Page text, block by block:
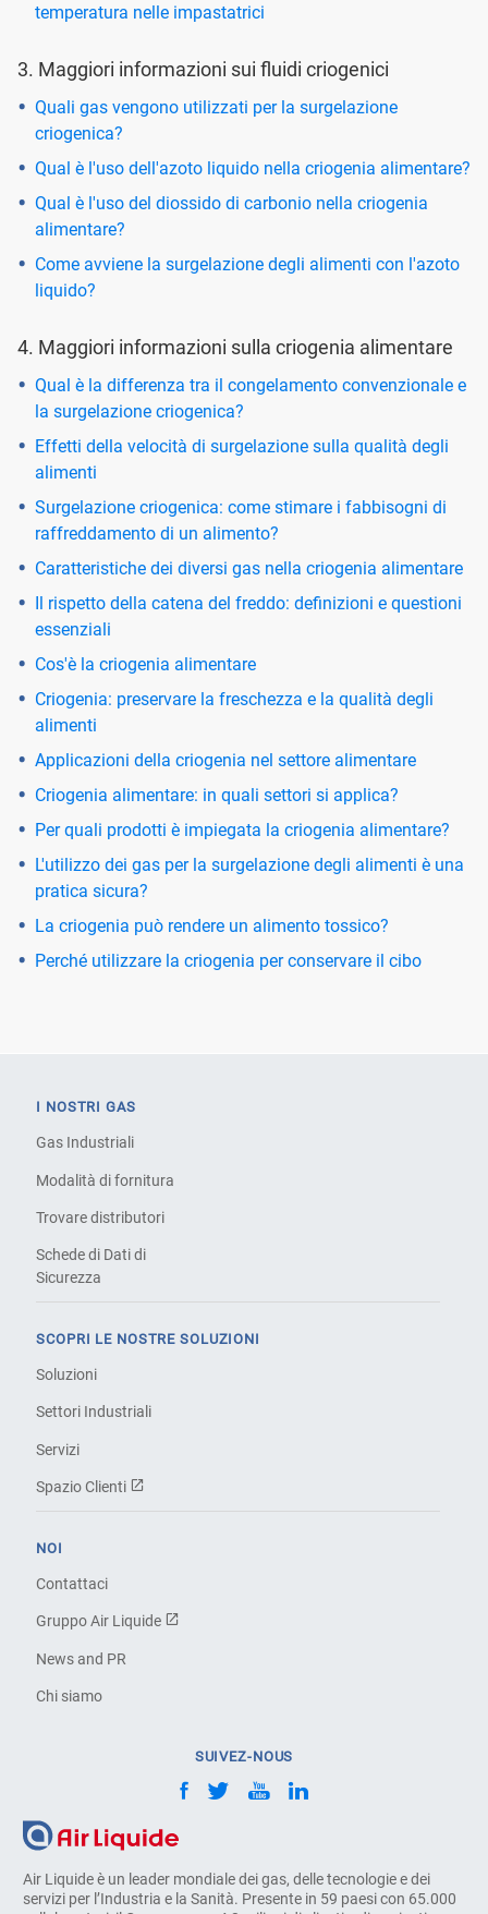
temperatura nelle impastatrici
3. Maggiori informazioni sui fluidi criogenici
Quali gas vengono utilizzati per la surgelazione
criogenica?
Qual è l'uso dell'azoto liquido nella criogenia alimentare?
Qual è l'uso del diossido di carbonio nella criogenia
alimentare?
Come avviene la surgelazione degli alimenti con l'azoto
liquido?
4. Maggiori informazioni sulla criogenia alimentare
Qual è la differenza tra il congelamento convenzionale e
la surgelazione criogenica?
Effetti della velocità di surgelazione sulla qualità degli
alimenti
Surgelazione criogenica: come stimare i fabbisogni di
raffreddamento di un alimento?
Caratteristiche dei diversi gas nella criogenia alimentare
Il rispetto della catena del freddo: definizioni e questioni
essenziali
Cos'è la criogenia alimentare
Criogenia: preservare la freschezza e la qualità degli
alimenti
Applicazioni della criogenia nel settore alimentare
Criogenia alimentare: in quali settori si applica?
Per quali prodotti è impiegata la criogenia alimentare?
L'utilizzo dei gas per la surgelazione degli alimenti è una
pratica sicura?
La criogenia può rendere un alimento tossico?
Perché utilizzare la criogenia per conservare il cibo
Air Liquide è un leader mondiale dei gas, delle tecnologie e dei
servizi per l’Industria e la Sanità. Presente in 59 paesi con 65.000
I NOSTRI GAS
Gas Industriali
Modalità di fornitura
Trovare distributori
Schede di Dati di
Sicurezza
SCOPRI LE NOSTRE SOLUZIONI
Soluzioni
Settori Industriali
Servizi
Spazio Clienti
NOI
Contattaci
Gruppo Air Liquide
News and PR
Chi siamo
SUIVEZ-NOUS